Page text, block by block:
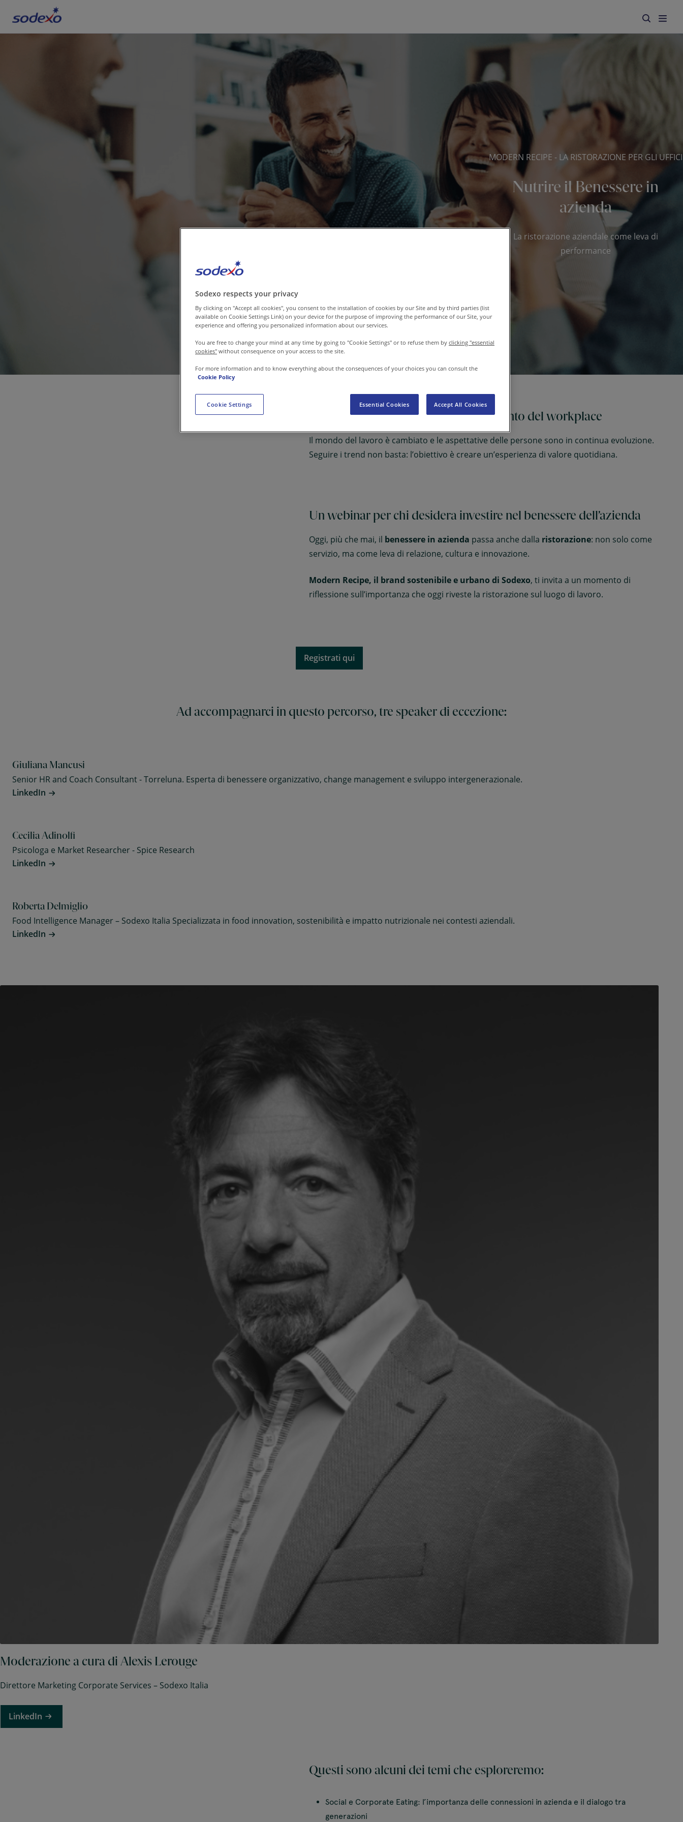
Comunicati Stampa
MODERN RECIPE - LA RISTORAZIONE PER GLI UFFICI
Nutrire il Benessere in
azienda
La ristorazione aziendale come leva di
performance
Un webinar per chi guida il cambiamento del workplace
Il mondo del lavoro è cambiato e le aspettative delle persone sono in continua evoluzione.
Seguire i trend non basta: l’obiettivo è creare un’esperienza di valore quotidiana.
Un webinar per chi desidera investire nel benessere dell’azienda
Oggi, più che mai, il benessere in azienda passa anche dalla ristorazione: non solo come
servizio, ma come leva di relazione, cultura e innovazione.
Modern Recipe, il brand sostenibile e urbano di Sodexo, ti invita a un momento di
riflessione sull’importanza che oggi riveste la ristorazione sul luogo di lavoro.
Registrati qui
Ad accompagnarci in questo percorso, tre speaker di eccezione:
Giuliana Mancusi
Senior HR and Coach Consultant - Torreluna. Esperta di benessere organizzativo, change management e sviluppo intergenerazionale.
LinkedIn
Cecilia Adinolfi
Psicologa e Market Researcher - Spice Research
LinkedIn
Roberta Delmiglio
Food Intelligence Manager – Sodexo Italia Specializzata in food innovation, sostenibilità e impatto nutrizionale nei contesti aziendali.
LinkedIn
Moderazione a cura di Alexis Lerouge
Direttore Marketing Corporate Services – Sodexo Italia
LinkedIn
Questi sono alcuni dei temi che esploreremo:
Social e Corporate Eating: l’importanza delle connessioni in azienda e il dialogo tra
generazioni
Sodexo respects your privacy
By clicking on "Accept all cookies", you consent to the installation of cookies by our Site and by third parties (list
available on Cookie Settings Link) on your device for the purpose of improving the performance of our Site, your
experience and offering you personalized information about our services.
You are free to change your mind at any time by going to "Cookie Settings" or to refuse them by clicking "essential
cookies" without consequence on your access to the site.
For more information and to know everything about the consequences of your choices you can consult the
Cookie Policy
Cookie Settings Essential Cookies Accept All Cookies